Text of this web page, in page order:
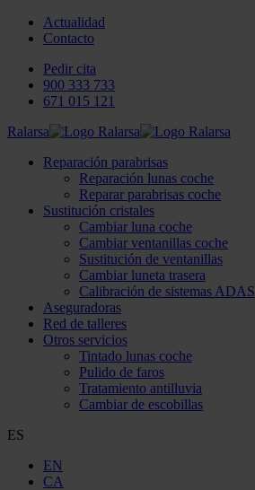
Actualidad
Contacto
Pedir cita
900 333 733
671 015 121
Ralarsa
Reparación parabrisas
Reparación lunas coche
Reparar parabrisas coche
Sustitución cristales
Cambiar luna coche
Cambiar ventanillas coche
Sustitución de ventanillas
Cambiar luneta trasera
Calibración de sistemas ADAS
Aseguradoras
Red de talleres
Otros servicios
Tintado lunas coche
Pulido de faros
Tratamiento antilluvia
Cambiar de escobillas
ES
EN
CA